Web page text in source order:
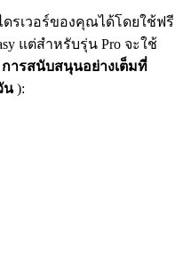
รเวอร์ของคุณได้โดยใช้ฟรี
แต่สำหรับรุ่น Pro จะใช้
การสนับสนุนอย่างเต็มที่
น ):